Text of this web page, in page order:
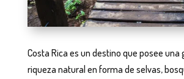
Costa Rica es un destino que posee una
riqueza natural en forma de selvas,